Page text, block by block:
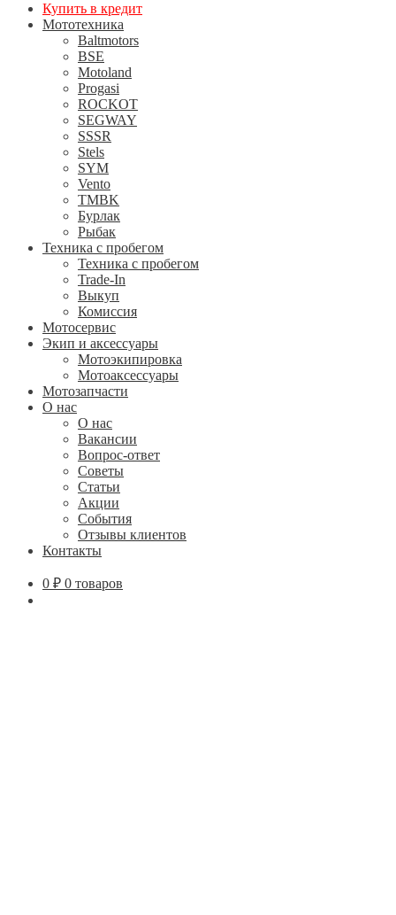
Купить в кредит
Мототехника
Baltmotors
BSE
Motoland
Progasi
ROCKOT
SEGWAY
SSSR
Stels
SYM
Vento
TMBK
Бурлак
Рыбак
Техника с пробегом
Техника с пробегом
Trade-In
Выкуп
Комиссия
Мотосервис
Экип и аксессуары
Мотоэкипировка
Мотоаксессуары
Мотозапчасти
О нас
О нас
Вакансии
Вопрос-ответ
Советы
Статьи
Акции
События
Отзывы клиентов
Контакты
0 ₽ 0 товаров